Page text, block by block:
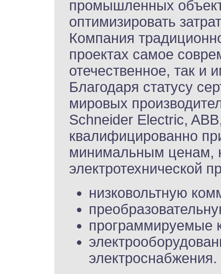
промышленных
оптимизировать
Компания
проектах самое
отечественное, так и
Благодаря статусу
мировых
Schneider Electric,
квалифицированно
минимальным ценам,
электротехнической
низковольтную
программируемые
электроснабжения.